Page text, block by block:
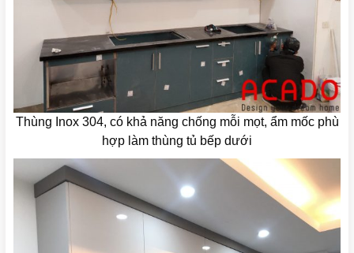
Thùng Inox 304, có khả năng chống mỗi mọt, ẩm mốc phù
hợp làm thùng tủ bếp dưới